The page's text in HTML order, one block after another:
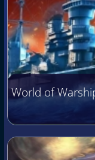
World of